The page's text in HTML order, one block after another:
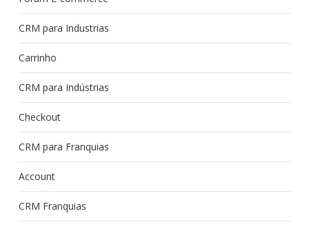
CRM para Industrias
Carrinho
CRM para Indústrias
Checkout
CRM para Franquias
Account
CRM Franquias